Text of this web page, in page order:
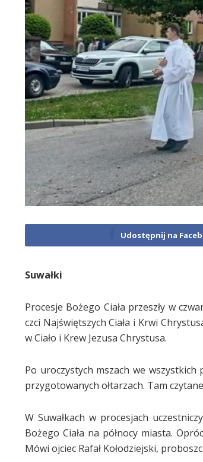
Udostępnij na
Suwałki
Procesje Bożego Ciała przeszły w
czci Najświętszych Ciała i Krwi
w Ciało i Krew Jezusa Chrystusa.
Po uroczystych mszach we wszystkich
przygotowanych ołtarzach. Tam
W Suwałkach w procesjach
Bożego Ciała na północy miasta.
Mówi ojciec Rafał Kołodziejski,